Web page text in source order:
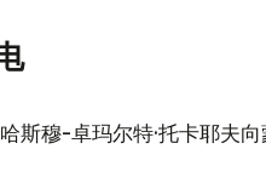
斯穆-卓玛尔特·托卡耶夫